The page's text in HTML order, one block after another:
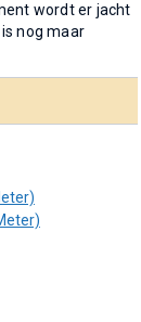
wordt er jacht
nog maar